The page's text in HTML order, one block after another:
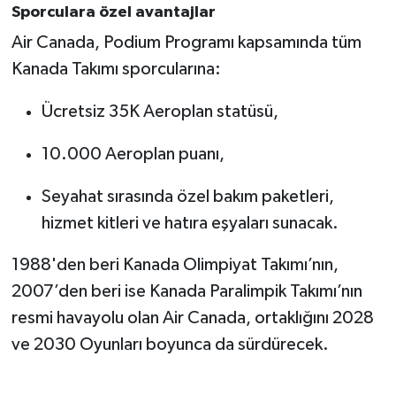
Sporculara özel avantajlar
Air Canada, Podium Programı kapsamında tüm
Kanada Takımı sporcularına:
Ücretsiz 35K Aeroplan statüsü,
10.000 Aeroplan puanı,
Seyahat sırasında özel bakım paketleri,
hizmet kitleri ve hatıra eşyaları sunacak.
1988'den beri Kanada Olimpiyat Takımı’nın,
2007’den beri ise Kanada Paralimpik Takımı’nın
resmi havayolu olan Air Canada, ortaklığını 2028
ve 2030 Oyunları boyunca da sürdürecek.